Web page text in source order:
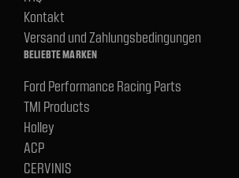
Kontakt
Versand und Zahlungsbedingungen
BELIEBTE MARKEN
Ford Performance Racing Parts
TMI Products
Holley
ACP
CERVINIS